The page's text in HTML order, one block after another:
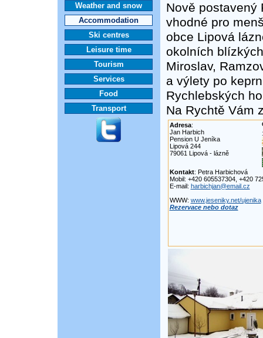
Weather and snow
Accommodation
Ski centres
Leisure time
Tourism
Services
Food
Transport
Nově postavený
vhodné pro
obce Lipová
okolních
Miroslav,
a výlety po
Rychlebských
Na Rychtě Vám
Adresa:
Jan Harbich
Pension U Jeníka
Lipová 244
79061 Lipová - lázně
Kontakt: Petra Harbichová
Mobil: +420 605537304, +420
E-mail: harbichjan@email.cz
WWW: www.jeseniky.net/ujenika
Rezervace nebo dotaz